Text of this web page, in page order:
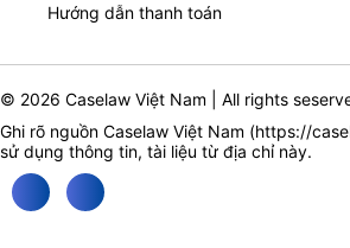
Hướng dẫn thanh toán
© 2026 Caselaw Việt Nam | All rights
Ghi rõ nguồn Caselaw Việt Nam (https://
sử dụng thông tin, tài liệu từ địa chỉ này.